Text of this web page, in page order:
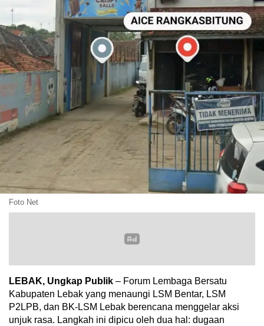
Foto Net
LEBAK, Ungkap Publik – Forum Lembaga Bersatu
Kabupaten Lebak yang menaungi LSM Bentar, LSM
P2LPB, dan BK-LSM Lebak berencana menggelar aksi
unjuk rasa. Langkah ini dipicu oleh dua hal: dugaan